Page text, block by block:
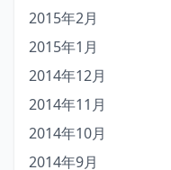
2015年2月
2015年1月
2014年12月
2014年11月
2014年10月
2014年9月